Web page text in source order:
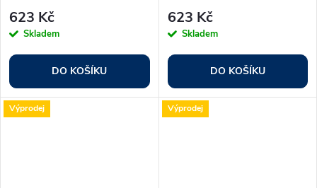
623 Kč
Skladem
DO KOŠÍKU
623 Kč
Skladem
DO KOŠÍKU
Výprodej Výprodej